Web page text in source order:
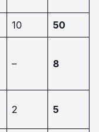
10 50
– 8
2 5